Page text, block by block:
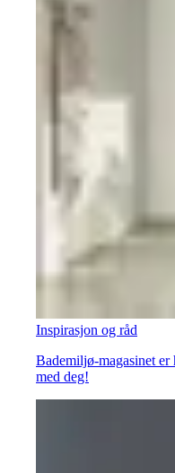
Inspirasjon og råd
Bademiljø-magasinet er
med deg!